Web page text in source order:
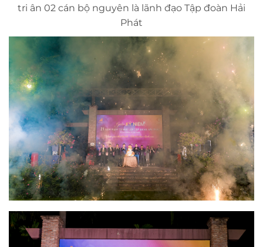
tri ân 02 cán bộ nguyên là lãnh đạo Tập đoàn Hải
Phát